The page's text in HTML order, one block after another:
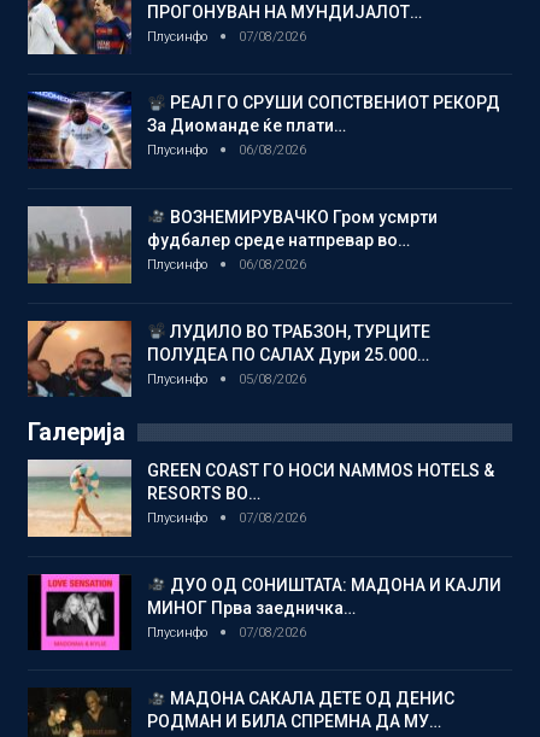
ПРОГОНУВАН НА МУНДИЈАЛОТ…
Плусинфо 07/08/2026
РЕАЛ ГО СРУШИ СОПСТВЕНИОТ РЕКОРД
За Диоманде ќе плати…
Плусинфо 06/08/2026
ВОЗНЕМИРУВАЧКО Гром усмрти
фудбалер среде натпревар во…
Плусинфо 06/08/2026
ЛУДИЛО ВО ТРАБЗОН, ТУРЦИТЕ
ПОЛУДЕА ПО САЛАХ Дури 25.000…
Плусинфо 05/08/2026
Галерија
GREEN COAST ГО НОСИ NAMMOS HOTELS &
RESORTS ВО…
Плусинфо 07/08/2026
ДУО ОД СОНИШТАТА: МАДОНА И КАЈЛИ
МИНОГ Прва заедничка…
Плусинфо 07/08/2026
МАДОНА САКАЛА ДЕТЕ ОД ДЕНИС
РОДМАН И БИЛА СПРЕМНА ДА МУ…